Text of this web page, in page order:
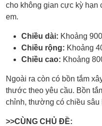
cho không gian cực kỳ
em.
Chiều dài: Khoảng
Chiều rộng: Khoảng
Chiều cao: Khoảng
Ngoài ra còn có bồn tắm
thước theo yêu cầu. Bồn
chỉnh, thường có chiều sâu
>>CÙNG CHỦ ĐỀ: